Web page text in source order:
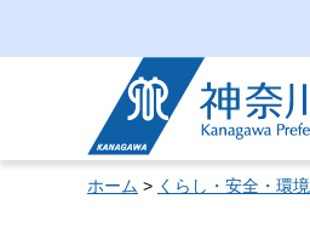
神奈川県
ホーム > くらし・安全・環境